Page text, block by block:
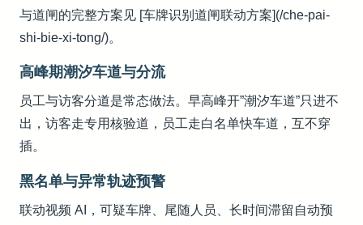
与道闸的完整方案见 [车牌识别道闸联动方案](/che-pai-
shi-bie-xi-tong/)。
高峰期潮汐车道与分流
员工与访客分道是常态做法。早高峰开”潮汐车道”只进不
出，访客走专用核验道，员工走白名单快车道，互不穿
插。
黑名单与异常轨迹预警
联动视频 AI，可疑车牌、尾随人员、长时间滞留自动预